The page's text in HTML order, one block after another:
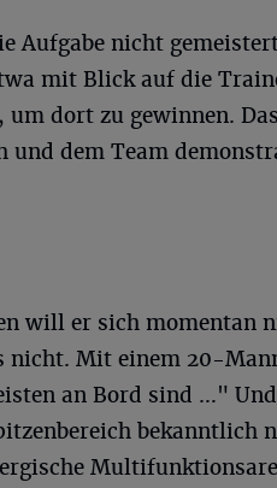
Aufgabe nicht
mit Blick auf die
um dort zu gewinnen.
und dem Team
will er sich momentan
nicht. Mit einem 20-
an Bord sind …"
bekanntlich